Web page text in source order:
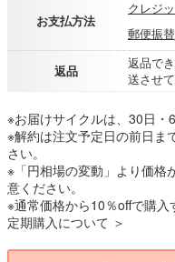
お支払方法
クレジ
郵便振替
返品
返品で
送させ
※お届けサイクルは、30日・
※解約は注文予定日の前日ま
さい。
※「円相場の変動」より価格
意ください。
※通常価格から10％offで購入
定期購入について ＞